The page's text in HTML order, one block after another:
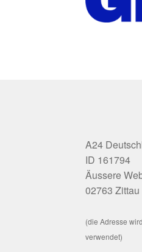
A24
ID 161794
Äussere
02763 Zittau
(die Adresse
verwendet)